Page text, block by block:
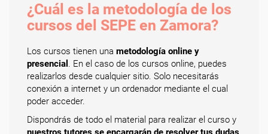
¿Cuál es la metodología de los
cursos del SEPE en Zamora?
Los cursos tienen una metodología online y
presencial . En el caso de los cursos online, puedes
realizarlos desde cualquier sitio. Solo necesitarás
conexión a internet y un ordenador mediante el cual
poder acceder.
Dispondrás de todo el material para realizar el curso y